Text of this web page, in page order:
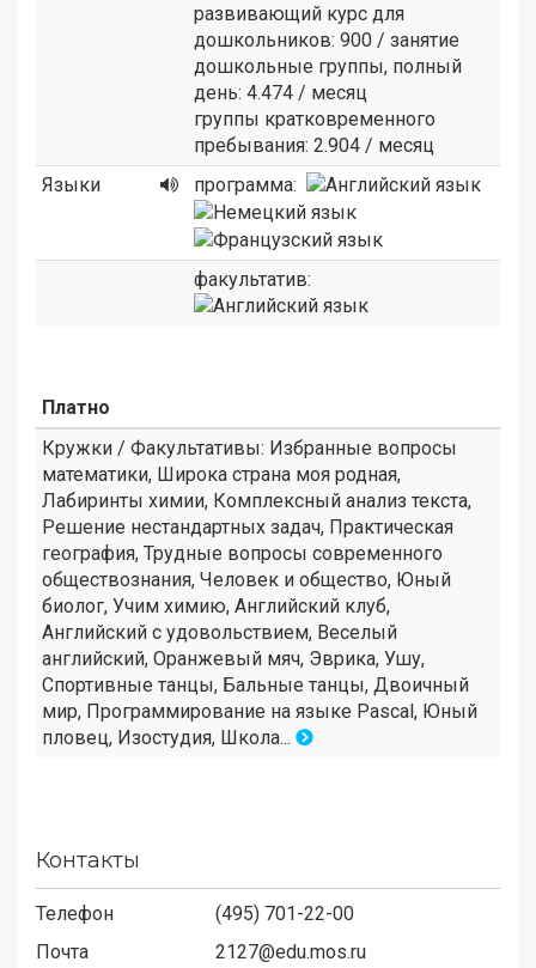
развивающий курс для
дошкольников: 900 / занятие
дошкольные группы, полный
день: 4.474 / месяц
группы кратковременного
пребывания: 2.904 / месяц
Языки
программа:
факультатив:
Платно
Кружки / Факультативы: Избранные вопросы
математики, Широка страна моя родная,
Лабиринты химии, Комплексный анализ текста,
Решение нестандартных задач, Практическая
география, Трудные вопросы современного
обществознания, Человек и общество, Юный
биолог, Учим химию, Английский клуб,
Английский с удовольствием, Веселый
английский, Оранжевый мяч, Эврика, Ушу,
Спортивные танцы, Бальные танцы, Двоичный
мир, Программирование на языке Pascal, Юный
пловец, Изостудия, Школа...
Контакты
Телефон
(495) 701-22-00
Почта
2127@edu.mos.ru